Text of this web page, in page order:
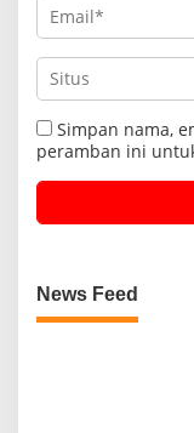
Simpan nama,
peramban ini
News Feed